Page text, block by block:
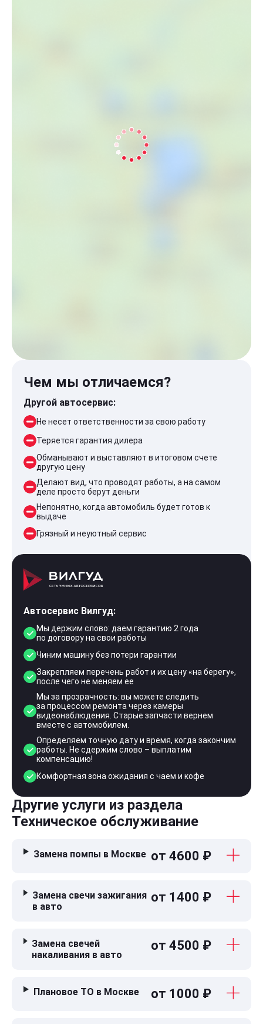
Чем мы отличаемся?
Другой автосервис:
Не несет ответственности за свою работу
Теряется гарантия дилера
Обманывают и выставляют в итоговом счете
другую цену
Делают вид, что проводят работы, а на самом
деле просто берут деньги
Непонятно, когда автомобиль будет готов к
выдаче
Грязный и неуютный сервис
Автосервис Вилгуд:
Мы держим слово: даем гарантию 2 года
по договору на свои работы
Чиним машину без потери гарантии
Закрепляем перечень работ и их цену «на берегу»,
после чего не меняем ее
Мы за прозрачность: вы можете следить
за процессом ремонта через камеры
видеонаблюдения. Старые запчасти вернем
вместе с автомобилем.
Определяем точную дату и время, когда закончим
работы. Не сдержим слово – выплатим
компенсацию!
Комфортная зона ожидания с чаем и кофе
Другие услуги из раздела
Техническое обслуживание
Замена помпы в Москве от 4600 ₽
Замена свечи зажигания
в авто
от 1400 ₽
Замена свечей
накаливания в авто
от 4500 ₽
Плановое ТО в Москве от 1000 ₽